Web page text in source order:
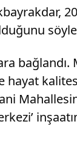
bağlandı.
hayat